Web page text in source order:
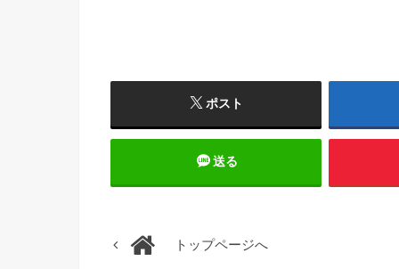
ポスト
送る
トップページへ